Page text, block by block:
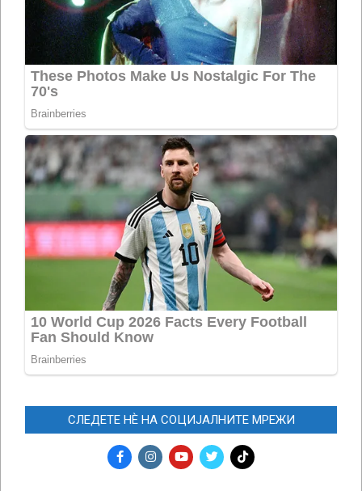
СЛЕДЕТЕ НЀ НА СОЦИЈАЛНИТЕ МРЕЖИ